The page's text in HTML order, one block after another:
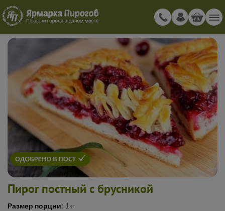
Пирог постный с брусникой
Размер порции: 1кг